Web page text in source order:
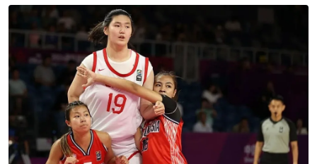
temuramah di portal The Malaysian Insight
pada Rabu.